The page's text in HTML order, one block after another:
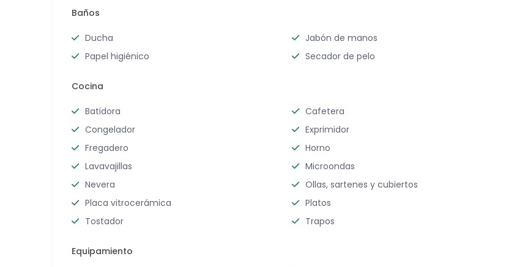
Baños
Ducha
Jabón de manos
Papel higiénico
Secador de pelo
Cocina
Batidora
Cafetera
Congelador
Exprimidor
Fregadero
Horno
Lavavajillas
Microondas
Nevera
Ollas, sartenes y cubiertos
Placa vitrocerámica
Platos
Tostador
Trapos
Equipamiento